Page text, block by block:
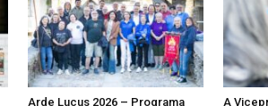
Arde Lucus 2026 – Programa
A